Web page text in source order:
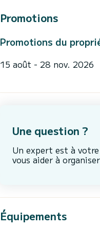
Promotions
Promotions du
15 août - 28 nov. 2026
Une question ?
Un expert est à
vous aider à
Équipements